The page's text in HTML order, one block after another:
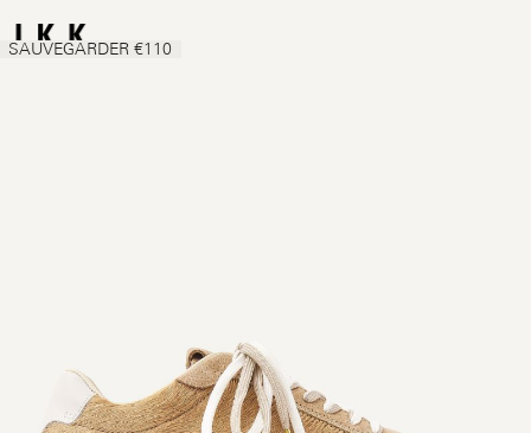
SAUVEGARDER €110